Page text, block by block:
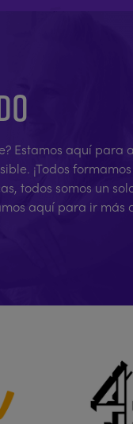
Estamos aquí para
¡Todos
todos somos un
aquí para ir más